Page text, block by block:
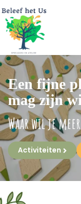
naar
de
inhoud
Een fijne
mag zijn
Waar wil je
Activiteiten